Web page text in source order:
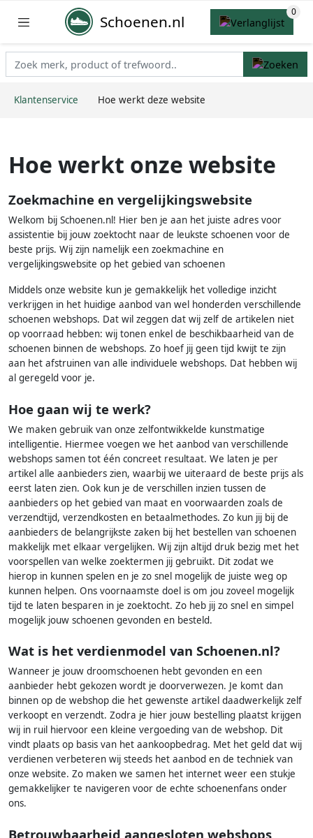
Schoenen.nl
Klantenservice Hoe werkt deze website
Hoe werkt onze website
Zoekmachine en vergelijkingswebsite
Welkom bij Schoenen.nl! Hier ben je aan het juiste adres voor
assistentie bij jouw zoektocht naar de leukste schoenen voor de
beste prijs. Wij zijn namelijk een zoekmachine en
vergelijkingswebsite op het gebied van schoenen
Middels onze website kun je gemakkelijk het volledige inzicht
verkrijgen in het huidige aanbod van wel honderden verschillende
schoenen webshops. Dat wil zeggen dat wij zelf de artikelen niet
op voorraad hebben: wij tonen enkel de beschikbaarheid van de
schoenen binnen de webshops. Zo hoef jij geen tijd kwijt te zijn
aan het afstruinen van alle individuele webshops. Dat hebben wij
al geregeld voor je.
Hoe gaan wij te werk?
We maken gebruik van onze zelfontwikkelde kunstmatige
intelligentie. Hiermee voegen we het aanbod van verschillende
webshops samen tot één concreet resultaat. We laten je per
artikel alle aanbieders zien, waarbij we uiteraard de beste prijs als
eerst laten zien. Ook kun je de verschillen inzien tussen de
aanbieders op het gebied van maat en voorwaarden zoals de
verzendtijd, verzendkosten en betaalmethodes. Zo kun jij bij de
aanbieders de belangrijkste zaken bij het bestellen van schoenen
makkelijk met elkaar vergelijken. Wij zijn altijd druk bezig met het
voorspellen van welke zoektermen jij gebruikt. Dit zodat we
hierop in kunnen spelen en je zo snel mogelijk de juiste weg op
kunnen helpen. Ons voornaamste doel is om jou zoveel mogelijk
tijd te laten besparen in je zoektocht. Zo heb jij zo snel en simpel
mogelijk jouw schoenen gevonden en besteld.
Wat is het verdienmodel van Schoenen.nl?
Wanneer je jouw droomschoenen hebt gevonden en een
aanbieder hebt gekozen wordt je doorverwezen. Je komt dan
binnen op de webshop die het gewenste artikel daadwerkelijk zelf
verkoopt en verzendt. Zodra je hier jouw bestelling plaatst krijgen
wij in ruil hiervoor een kleine vergoeding van de webshop. Dit
vindt plaats op basis van het aankoopbedrag. Met het geld dat wij
verdienen verbeteren wij steeds het aanbod en de techniek van
onze website. Zo maken we samen het internet weer een stukje
gemakkelijker te navigeren voor de echte schoenenfans onder
ons.
Betrouwbaarheid aangesloten webshops